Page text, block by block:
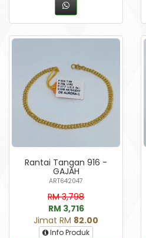
Rantai Tangan 916 -
GAJAH
ART642047
RM 3,798
RM 3,716
Jimat RM 82.00
Info Produk